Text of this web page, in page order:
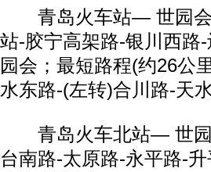
青岛火车站— 世园会
站-胶宁高架路-银川西路
园会；最短路程(约26公
水东路-(左转)合川路-天
青岛火车北站— 世园
台南路-太原路-永平路-